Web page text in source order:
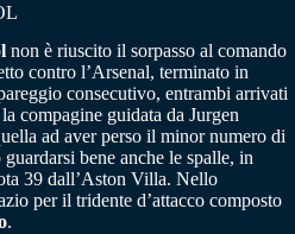
non è riuscito il sorpasso al comando
contro l’Arsenal, terminato in
consecutivo, entrambi arrivati
compagine guidata da Jurgen
ad aver perso il minor numero di
bene anche le spalle, in
39 dall’Aston Villa. Nello
per il tridente d’attacco composto
.